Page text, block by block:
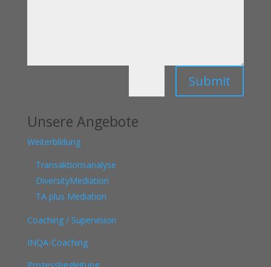
Submit
Unsere Angebote
Weiterbildung
Transaktionsanalyse
DiversityMediation
TA plus Mediation
Coaching / Supervision
INQA-Coaching